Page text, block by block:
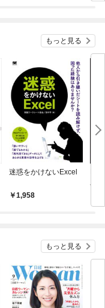
もっと見る
迷惑をかけないExcel
1,958
パ
もっと見る